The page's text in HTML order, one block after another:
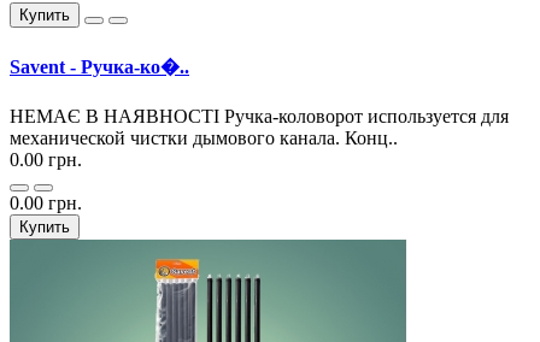
Купить
Savent - Ручка-ко�..
НЕМАЄ В НАЯВНОСТІ Ручка-коловорот используется для
механической чистки дымового канала. Конц..
0.00 грн.
0.00 грн.
Купить